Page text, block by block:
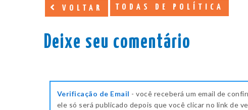
VOLTAR TODAS DE POLÍTICA
Deixe seu comentário
Verificação de Email - você receberá um email de
ele só será publicado depois que você clicar no link de